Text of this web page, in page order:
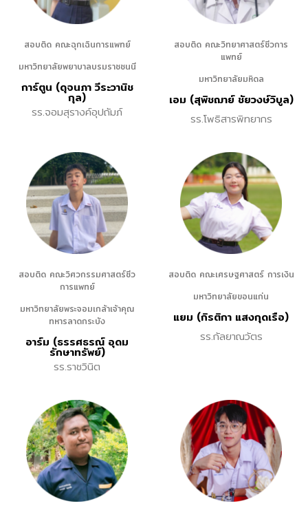
สอบติด คณะฉุกเฉินการแพทย์
มหาวิทยาลัยพยาบาลบรมราชชนนี
การ์ตูน (ดุจนภา วีระวานิช
กุล)
รร.จอมสุรางค์อุปถัมภ์
สอบติด คณะวิทยาศาสตร์ชีวการ
แพทย์
มหาวิทยาลัยมหิดล
เอม (สุพิชฌาย์ ชัยวงษ์วิบูล)
รร.โพธิสารพิทยากร
สอบติด คณะวิศวกรรมศาสตร์ชีว
การแพทย์
มหาวิทยาลัยพระจอมเกล้าเจ้าคุณ
ทหารลาดกระบัง
อาร์ม (ธรรศธรณ์ อุดม
รักษาทรัพย์)
รร.ราชวินิต
สอบติด คณะเศรษฐศาสตร์ การเงิน
มหาวิทยาลัยขอนแก่น
แยม (กิรติกา แสงกุดเรือ)
รร.กัลยาณวัตร